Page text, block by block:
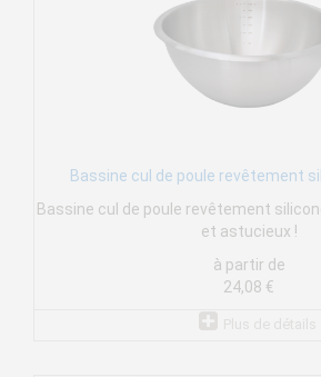
Bassine cul de poule revêtement
Bassine cul de poule revêtement
et astucieux !
à partir de
24,08 €